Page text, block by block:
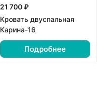
21 700 ₽
Кровать двуспальная
Карина-16
Подробнее